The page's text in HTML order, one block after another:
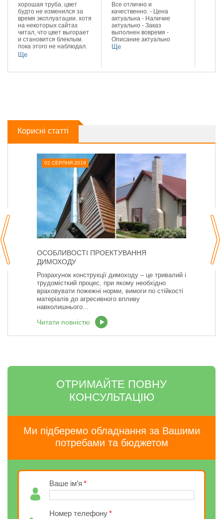
Все отлично и
качественно. - Цена
актуальна - Наличие
актуально - Заказ
выполнен вовремя -
Описание актуально
Ще
хорошая труба. цвет
будто не изменился за
время эксплуатации. хотя
на некоторых сайтах
читал, что цвет выгорает
и становится блеклым.
пока этого не наблюдал.
доволен качеством и
цветом.
Ще
Корисні статті
02 СЕРПНЯ 2019
ОСОБЛИВОСТІ ПРОЕКТУВАННЯ
ДИМОХОДУ
Розрахунок конструкції димоходу – це тривалий і
трудомісткий процес, при якому необхідно
враховувати пожежні норми, вимоги по стійкості
матеріалів до агресивного впливу
навколишнього...
Читати повністю
ОТРИМАЙТЕ ПОВНУ
КОНСУЛЬТАЦІЮ
Ми підберемо обладнання за Вашими
потребами та бюджетом
Ваше ім’я
Номер телефону